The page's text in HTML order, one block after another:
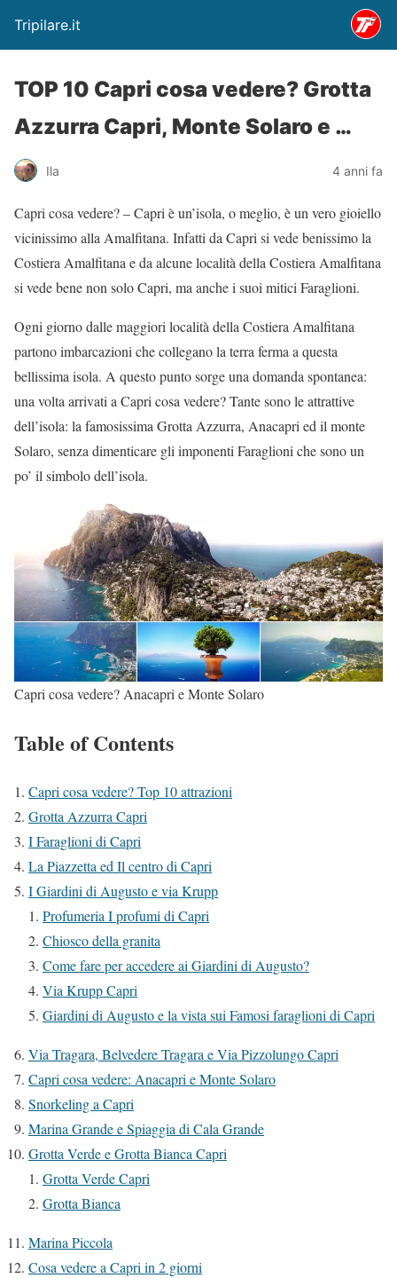
Tripilare.it
TOP 10 Capri cosa vedere? Grotta
Azzurra Capri, Monte Solaro e …
Ila 4 anni fa
Capri cosa vedere? – Capri è un’isola, o meglio, è un vero gioiello
vicinissimo alla Amalfitana. Infatti da Capri si vede benissimo la
Costiera Amalfitana e da alcune località della Costiera Amalfitana
si vede bene non solo Capri, ma anche i suoi mitici Faraglioni.
Ogni giorno dalle maggiori località della Costiera Amalfitana
partono imbarcazioni che collegano la terra ferma a questa
bellissima isola. A questo punto sorge una domanda spontanea:
una volta arrivati a Capri cosa vedere? Tante sono le attrattive
dell’isola: la famosissima Grotta Azzurra, Anacapri ed il monte
Solaro, senza dimenticare gli imponenti Faraglioni che sono un
po’ il simbolo dell’isola.
Capri cosa vedere? Anacapri e Monte Solaro
Table of Contents
Capri cosa vedere? Top 10 attrazioni
Grotta Azzurra Capri
I Faraglioni di Capri
La Piazzetta ed Il centro di Capri
I Giardini di Augusto e via Krupp
Profumeria I profumi di Capri
Chiosco della granita
Come fare per accedere ai Giardini di Augusto?
Via Krupp Capri
Giardini di Augusto e la vista sui Famosi faraglioni di Capri
Via Tragara, Belvedere Tragara e Via Pizzolungo Capri
Capri cosa vedere: Anacapri e Monte Solaro
Snorkeling a Capri
Marina Grande e Spiaggia di Cala Grande
Grotta Verde e Grotta Bianca Capri
Grotta Verde Capri
Grotta Bianca
Marina Piccola
Cosa vedere a Capri in 2 giorni